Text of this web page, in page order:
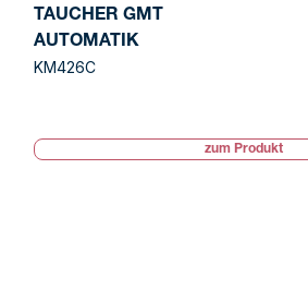
TAUCHER GMT
AUTOMATIK
KM426C
zum Produkt